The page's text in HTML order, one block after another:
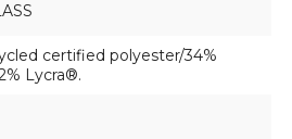
certified polyester/34%
Lycra®.